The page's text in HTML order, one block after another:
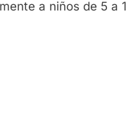
a niños de 5 a